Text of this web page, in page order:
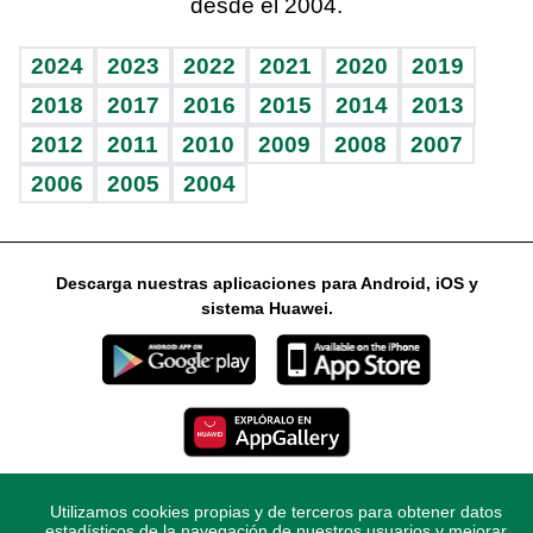
Vida y familia
Eñe
Celebrando la vida
Sin complejos
En pocas palabras
Escuchando al corazón
Economía Personal
Consulta Libre
BRV
TBT Deportivo
Más firmas
Guía del dinero
Horóscopos
desde el 2004.
2024 2023 2022 2021 2020
2019
2018
2017 2016 2015 2014
2013
2012
2011 2010 2009 2008
2007
2006
2005 2004
Descarga nuestras aplicaciones para Android, iOS y
sistema Huawei.
© 2021 Diario Libre, todos los derechos reservados.
Utilizamos cookies propias y de terceros para obtener datos